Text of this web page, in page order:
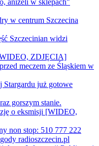
aniżeli w sklepach"
w centrum Szczecina
Szczecinian widzi
ZDJĘCIA]
meczem ze Śląskiem w
Stargardu już gotowe
gorszym stanie.
o eksmisji [WIDEO,
non stop: 510 777 222
radioszczecin.pl